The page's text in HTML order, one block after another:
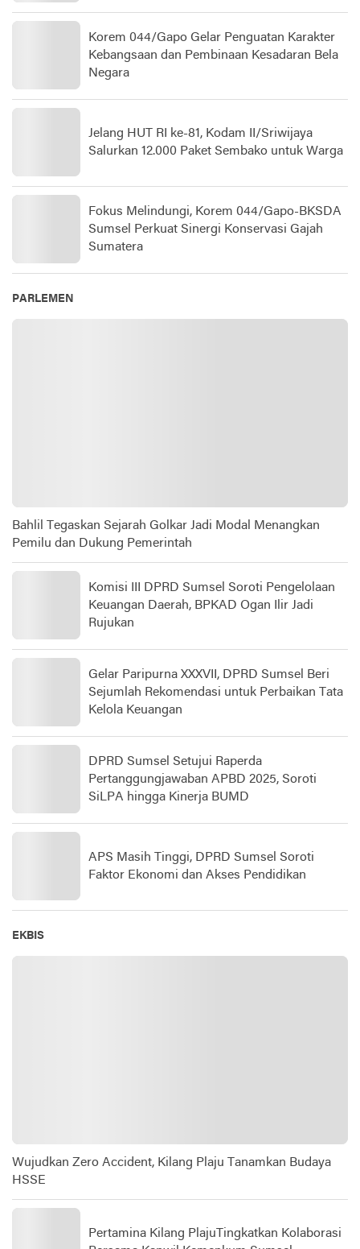
Korem 044/Gapo Gelar Penguatan Karakter
Kebangsaan dan Pembinaan Kesadaran Bela
Negara
Jelang HUT RI ke-81, Kodam II/Sriwijaya
Salurkan 12.000 Paket Sembako untuk Warga
Fokus Melindungi, Korem 044/Gapo-BKSDA
Sumsel Perkuat Sinergi Konservasi Gajah
Sumatera
PARLEMEN
Bahlil Tegaskan Sejarah Golkar Jadi Modal Menangkan
Pemilu dan Dukung Pemerintah
Komisi III DPRD Sumsel Soroti Pengelolaan
Keuangan Daerah, BPKAD Ogan Ilir Jadi
Rujukan
Gelar Paripurna XXXVII, DPRD Sumsel Beri
Sejumlah Rekomendasi untuk Perbaikan Tata
Kelola Keuangan
DPRD Sumsel Setujui Raperda
Pertanggungjawaban APBD 2025, Soroti
SiLPA hingga Kinerja BUMD
APS Masih Tinggi, DPRD Sumsel Soroti
Faktor Ekonomi dan Akses Pendidikan
EKBIS
Wujudkan Zero Accident, Kilang Plaju Tanamkan Budaya
HSSE
Pertamina Kilang PlajuTingkatkan Kolaborasi